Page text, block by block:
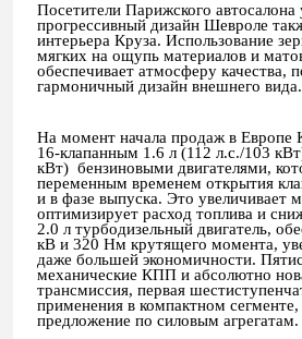
Посетители Парижского автосалона
прогрессивный дизайн Шевроле
интерьера Круза. Использование
мягких на ощупь материалов и
обеспечивает атмосферу
гармоничный дизайн внешнего вида.
На момент начала продаж в Европе
16-клапанным 1.6 л (112 л.с./103
кВт) бензиновыми двигателями,
переменным временем открытия
и в фазе выпуска. Это увеличивает
оптимизирует расход топлива и
2.0 л турбодизельный двигатель,
кВ и 320 Нм крутящего момента,
даже большей экономичности.
механические КПП и абсолютно
трансмиссия, первая
применения в компактном
предложение по силовым агрегатам.